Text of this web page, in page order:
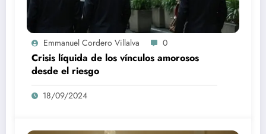
Emmanuel Cordero Villalva 0
Crisis líquida de los vínculos amorosos
desde el riesgo
18/09/2024